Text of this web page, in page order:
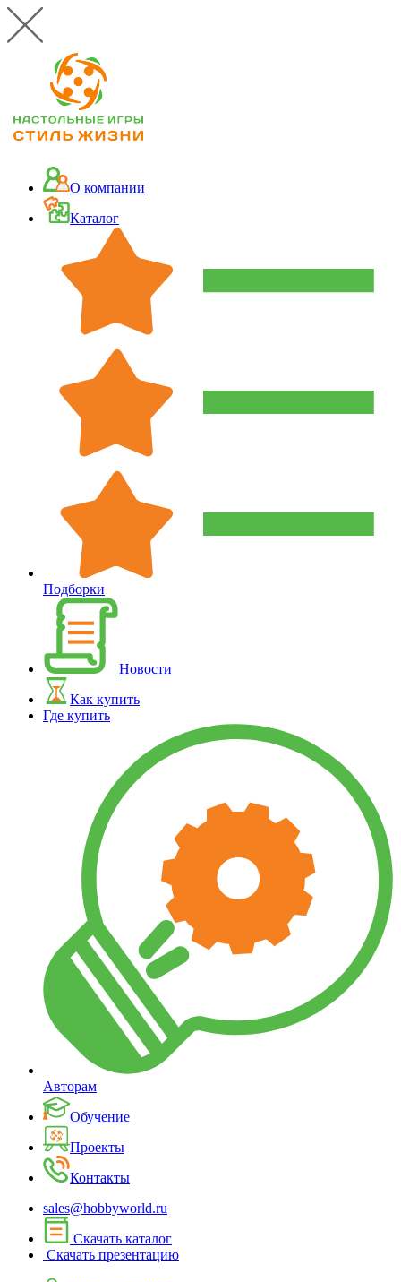
О компании
Каталог
Подборки
Новости
Как купить
Где купить
Авторам
Обучение
Проекты
Контакты
sales@hobbyworld.ru
Скачать каталог
Скачать презентацию